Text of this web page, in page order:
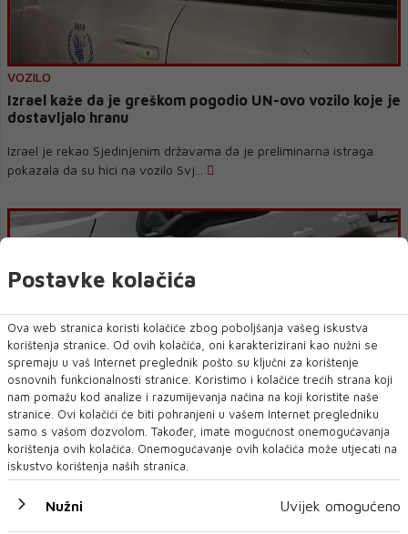
VOZILO
Izrael kaže da je greškom pogodio UN-ovo vozilo koje je
dostavljalo hranu
Izrael je rekao Sjedinjenim državama da je preliminarna istraga
pokazala da su hici na vozilo Svj...
POLICIJA
Sarajliji oduzeto vozilo zbog 27.000 KM neplaćenih kazni
Noćas oko 02.00 sati u na magistralnom putu M-17, općina Hadžići,
policijski službenici PS Hadžić...
Postavke kolačića
Ova web stranica koristi kolačiće zbog poboljšanja vašeg iskustva
korištenja stranice. Od ovih kolačića, oni karakterizirani kao nužni se
spremaju u vaš Internet preglednik pošto su ključni za korištenje
osnovnih funkcionalnosti stranice. Koristimo i kolačiće trećih strana koji
nam pomažu kod analize i razumijevanja načina na koji koristite naše
stranice. Ovi kolačići će biti pohranjeni u vašem Internet pregledniku
samo s vašom dozvolom. Također, imate mogućnost onemogućavanja
korištenja ovih kolačića. Onemogućavanje ovih kolačića može utjecati na
iskustvo korištenja naših stranica.
Nužni Uvijek omogućeno